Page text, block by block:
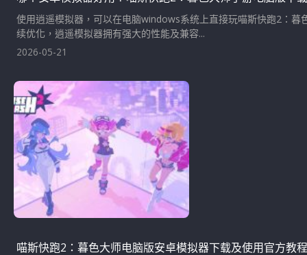
使用逍遥模拟器，可以在电脑windows系统上直接玩喵斯快跑2：
续优化，逍遥模拟器拥有强大的性能及兼容...
2026-05-21
喵斯快跑2：暮色大师电脑版安卓模拟器下载及使用官方教